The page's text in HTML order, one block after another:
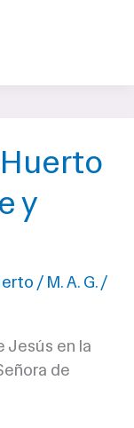
y
/ M. A. G./
Jesús en la
de